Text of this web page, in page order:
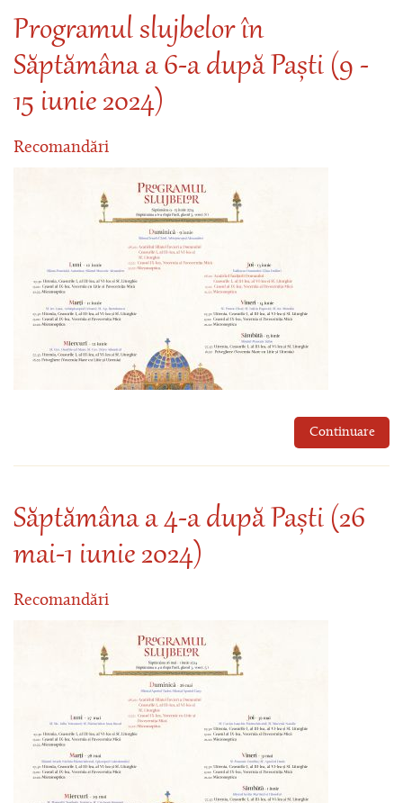
Programul slujbelor în
Săptămâna a 6-a după Paști (9 -
15 iunie 2024)
Recomandări
Continuare
Săptămâna a 4-a după Paști (26
mai-1 iunie 2024)
Recomandări